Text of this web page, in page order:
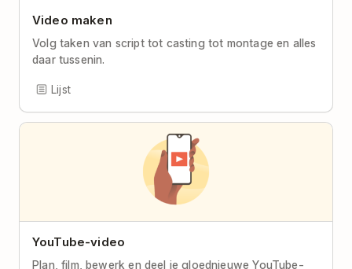
Video maken
Volg taken van script tot casting tot montage en alles
daar tussenin.
Lijst
YouTube-video
Plan, film, bewerk en deel je gloednieuwe YouTube-